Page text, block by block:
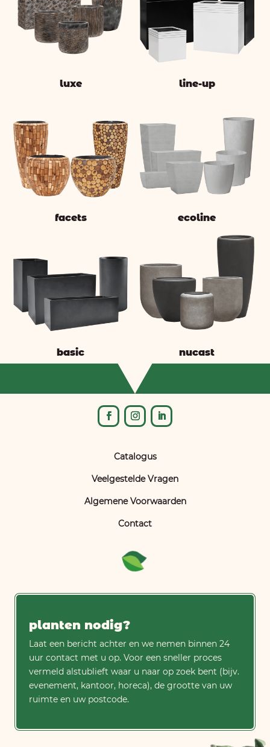
luxe line-up
facets ecoline
basic nucast
Catalogus
Veelgestelde Vragen
Algemene Voorwaarden
Contact
planten nodig?
Laat een bericht achter en we nemen binnen 24
uur contact met u op. Voor een sneller proces
vermeld alstublieft waar u naar op zoek bent (bijv.
evenement, kantoor, horeca), de grootte van uw
ruimte en uw postcode.